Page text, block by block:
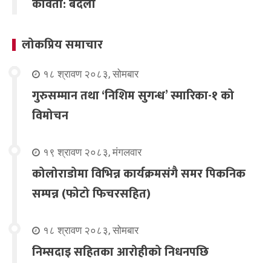
कविता: बदला
लोकप्रिय समाचार
१८ श्रावण २०८३, सोमबार
गुरुसम्मान तथा ‘निशिम सुगन्ध’ स्मारिका-१ को
विमोचन
१९ श्रावण २०८३, मंगलवार
कोलोराडोमा विभिन्न कार्यक्रमसंगै समर पिकनिक
सम्पन्न (फोटो फिचरसहित)
१८ श्रावण २०८३, सोमबार
निम्सदाइ सहितका आरोहीको निधनपछि